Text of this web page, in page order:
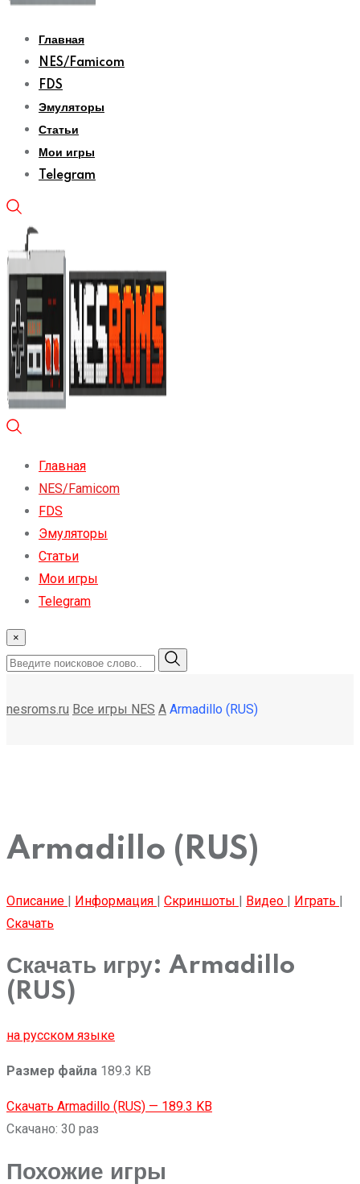
Главная
NES/Famicom
FDS
Эмуляторы
Статьи
Мои игры
Telegram
Главная
NES/Famicom
FDS
Эмуляторы
Статьи
Мои игры
Telegram
×
nesroms.ru Все игры NES A Armadillo (RUS)
Armadillo (RUS)
Описание | Информация | Скриншоты | Видео | Играть |
Скачать
Скачать игру: Armadillo
(RUS)
на русском языке
Размер файла 189.3 KB
Скачать Armadillo (RUS) — 189.3 KB
Скачано: 30 раз
Похожие игры